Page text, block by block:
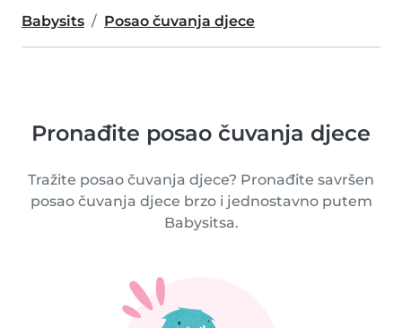
Babysits Posao čuvanja djece
Pronađite posao čuvanja djece
Tražite posao čuvanja djece? Pronađite savršen
posao čuvanja djece brzo i jednostavno putem
Babysitsa.